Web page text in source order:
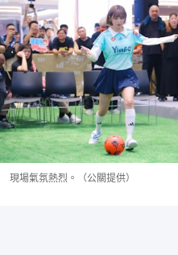
現場氣氛熱烈。（公關提供）